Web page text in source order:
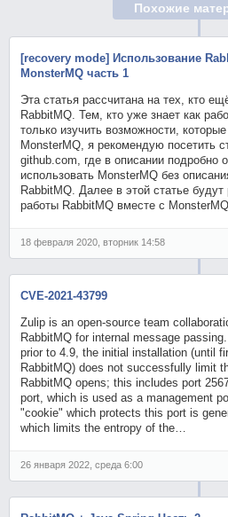
Похожие
[recovery mode] Использование
MonsterMQ часть 1
Эта статья рассчитана на тех, кто
RabbitMQ. Тем, кто уже знает как
только изучить возможности,
MonsterMQ, я рекомендую посетить
github.com, где в описании подробно
использовать MonsterMQ без
RabbitMQ. Далее в этой статье
работы RabbitMQ вместе с
18 февраля 2020, вторник 14:58
CVE-2021-43799
Zulip is an open-source team
RabbitMQ for internal message
prior to 4.9, the initial installation (until
RabbitMQ) does not successfully limit
RabbitMQ opens; this includes port
port, which is used as a management
"cookie" which protects this port is
which limits the entropy of the…
26 января 2022, среда 6:00